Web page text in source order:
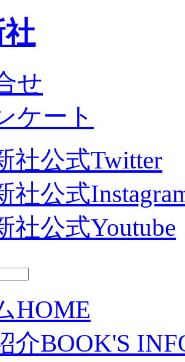
せ
ケート
社公式Twitter
社公式
社公式Youtube
HOME
介BOOK'S